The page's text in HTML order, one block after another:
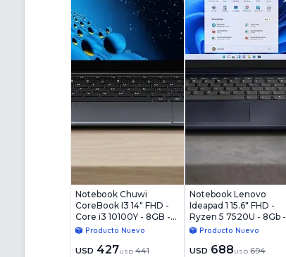
Notebook Chuwi
CoreBook I3 14" FHD -
Core i3 10100Y - 8GB -
256GB - Win11
Producto Nuevo
USD 427USD 441
Notebook Lenovo
Ideapad 1 15.6" FHD -
Ryzen 5 7520U - 8Gb -
256Gb - Win11
Producto Nuevo
USD 688 USD 694